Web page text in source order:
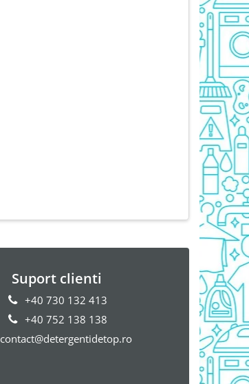
Suport clienti
+40 730 132 413
+40 752 138 138
contact@detergentidetop.ro